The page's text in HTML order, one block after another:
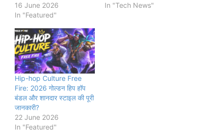
16 June 2026
In "Featured"
In "Tech News"
Hip-hop Culture Free
Fire: 2026 गोल्डन हिप हॉप
बंडल और शानदार स्टाइल की पूरी
जानकारी?
22 June 2026
In "Featured"